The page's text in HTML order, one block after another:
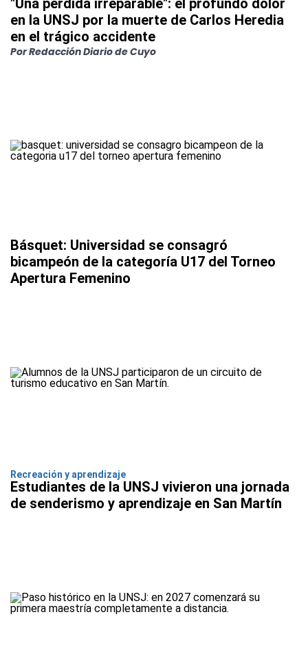
"Una pérdida irreparable": el profundo dolor
en la UNSJ por la muerte de Carlos Heredia
en el trágico accidente
Por Redacción Diario de Cuyo
Básquet: Universidad se consagró
bicampeón de la categoría U17 del Torneo
Apertura Femenino
Recreación y aprendizaje
Estudiantes de la UNSJ vivieron una jornada
de senderismo y aprendizaje en San Martín